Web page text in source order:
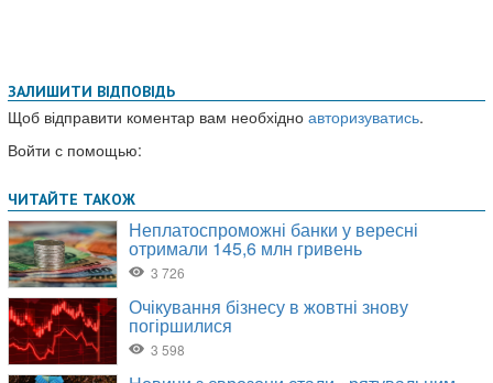
ЗАЛИШИТИ ВІДПОВІДЬ
Щоб відправити коментар вам необхідно авторизуватись.
Войти с помощью: